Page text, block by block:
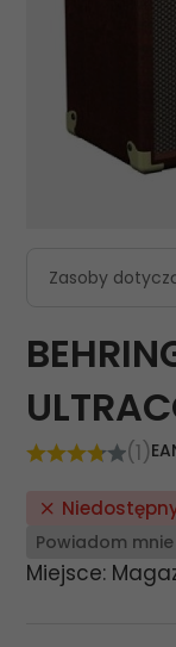
Zasoby
(1)
Powiadom
Miejsce: